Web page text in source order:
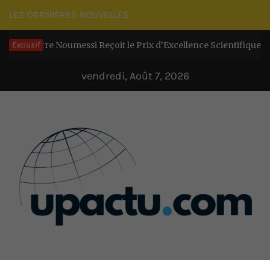
Passer
au
contenu
LES DERNIÈRES NOUVELLES
Exclusif
Noumessi Reçoit le Prix d’Excellence Scientifique et
vendredi, Août 7, 2026